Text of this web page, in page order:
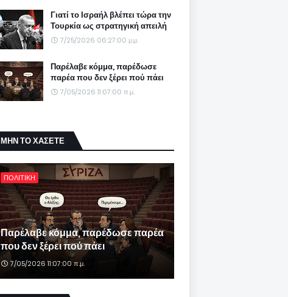
Γιατί το Ισραήλ βλέπει τώρα την
Τουρκία ως στρατηγική απειλή
7/25/2026 06:27:00 μ.μ.
Παρέλαβε κόμμα, παρέδωσε
παρέα που δεν ξέρει πού πάει
7/05/2026 11:07:00 π.μ.
ΜΗΝ ΤΟ ΧΑΣΕΤΕ
ΠΟΛΙΤΙΚΗ
Παρέλαβε κόμμα, παρέδωσε παρέα
που δεν ξέρει πού πάει
7/05/2026 11:07:00 π.μ.